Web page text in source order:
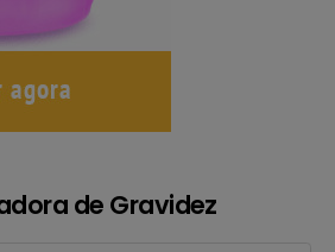
de Gravidez